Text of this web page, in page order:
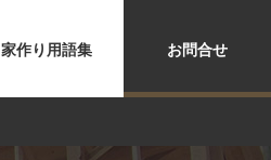
家作り用語集 お問合せ